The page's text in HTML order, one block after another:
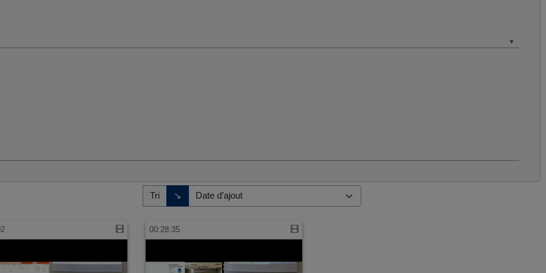
et sociales
Tri ↘
Direction de tri
00:28:35